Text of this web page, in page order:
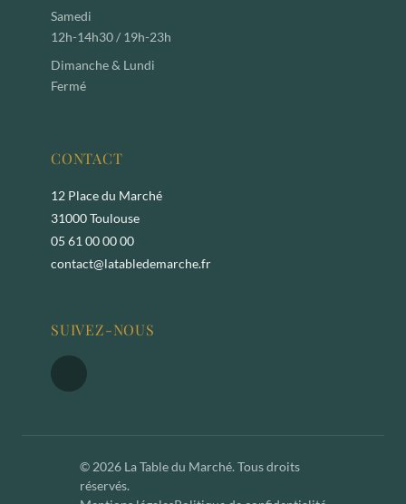
Samedi
12h-14h30 / 19h-23h
Dimanche & Lundi
Fermé
CONTACT
12 Place du Marché
31000 Toulouse
05 61 00 00 00
contact@latabledemarche.fr
SUIVEZ-NOUS
© 2026 La Table du Marché. Tous droits
réservés.